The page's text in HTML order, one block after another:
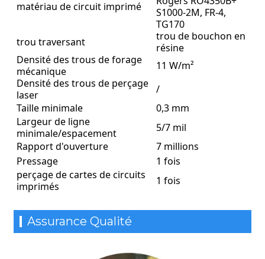
matériau de circuit imprimé
S1000-2M, FR-4,
TG170
trou traversant
trou de bouchon en
résine
Densité des trous de forage
mécanique
11 W/m²
Densité des trous de perçage
laser
/
Taille minimale
0,3 mm
Largeur de ligne
minimale/espacement
5/7 mil
Rapport d'ouverture
7 millions
Pressage
1 fois
perçage de cartes de circuits
imprimés
1 fois
Assurance Qualité
conduite.
-Médical : Les circuits imprimés HDI améliorent la
précision, la sensibilité et la stabilité des équipements
médicaux, tout en réduisant leur taille et leur
consommation d’énergie. Ils trouvent également des
applications dans l’imagerie médicale, la surveillance, le
diagnostic et le traitement.